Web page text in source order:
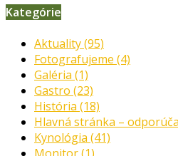
Kategórie
Aktuality(95)
Fotografujeme (4)
Galéria (1)
Gastro (23)
História (18)
Hlavná stránka –
Kynológia (41)